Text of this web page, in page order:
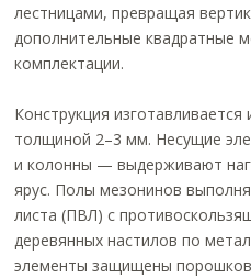
лестницами, превращая
дополнительные квадратные
комплектации.
Конструкция
толщиной 2–3 мм. Несущие
и колонны — выдерживают
ярус. Полы мезонинов
листа (ПВЛ) с
деревянных настилов по
элементы защищены